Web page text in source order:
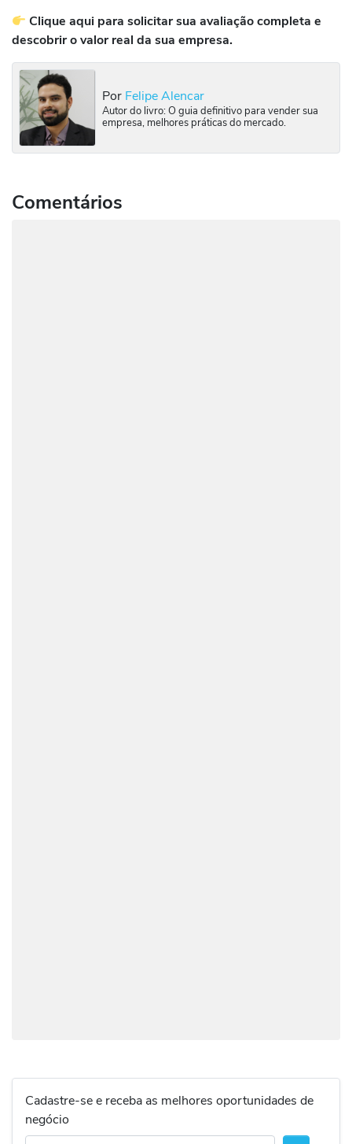
Clique aqui para solicitar sua avaliação completa e
descobrir o valor real da sua empresa.
Por Felipe Alencar
Autor do livro: O guia definitivo para vender sua
empresa, melhores práticas do mercado.
Comentários
Cadastre-se e receba as melhores oportunidades de
negócio